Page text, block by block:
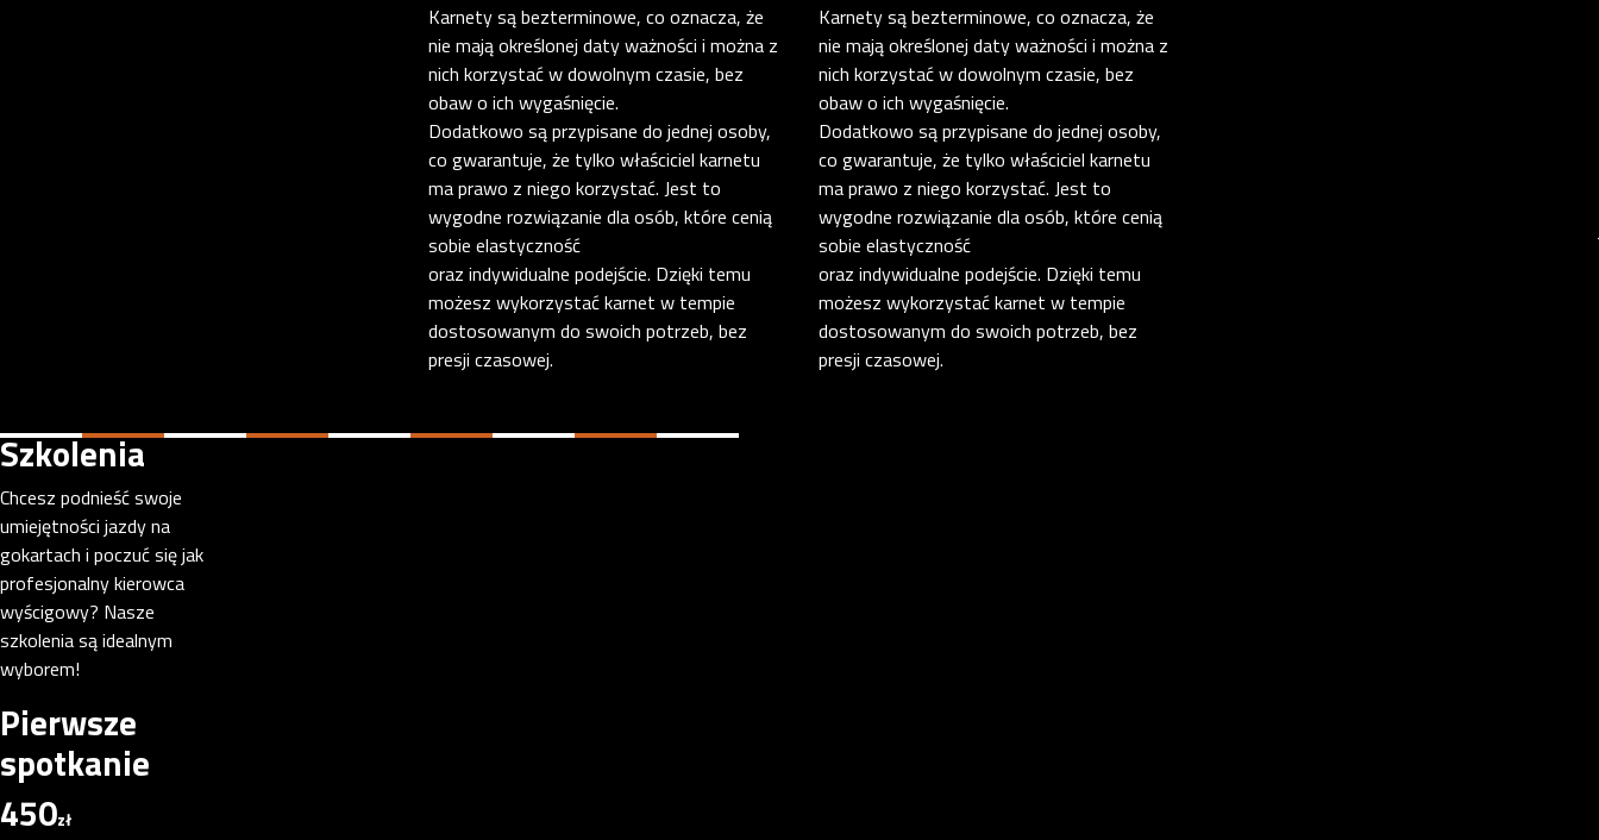
Karnety są bezterminowe, co oznacza, że
nie mają określonej daty ważności i można z
nich korzystać w dowolnym czasie, bez
obaw o ich wygaśnięcie.
Dodatkowo są przypisane do jednej osoby,
co gwarantuje, że tylko właściciel karnetu
ma prawo z niego korzystać. Jest to
wygodne rozwiązanie dla osób, które cenią
sobie elastyczność
oraz indywidualne podejście. Dzięki temu
możesz wykorzystać karnet w tempie
dostosowanym do swoich potrzeb, bez
presji czasowej.
Karnety są bezterminowe, co oznacza, że
nie mają określonej daty ważności i można z
nich korzystać w dowolnym czasie, bez
obaw o ich wygaśnięcie.
Dodatkowo są przypisane do jednej osoby,
co gwarantuje, że tylko właściciel karnetu
ma prawo z niego korzystać. Jest to
wygodne rozwiązanie dla osób, które cenią
sobie elastyczność
oraz indywidualne podejście. Dzięki temu
możesz wykorzystać karnet w tempie
dostosowanym do swoich potrzeb, bez
presji czasowej.
Szkolenia
Chcesz podnieść swoje
umiejętności jazdy na
gokartach i poczuć się jak
profesjonalny kierowca
wyścigowy? Nasze
szkolenia są idealnym
wyborem!
Pierwsze
spotkanie
450zł